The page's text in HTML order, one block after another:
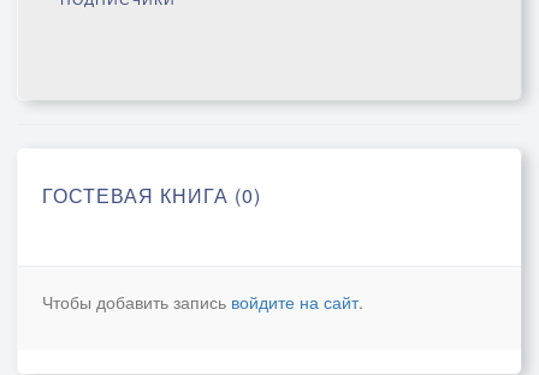
ГОСТЕВАЯ КНИГА (0)
Чтобы добавить запись войдите на сайт.